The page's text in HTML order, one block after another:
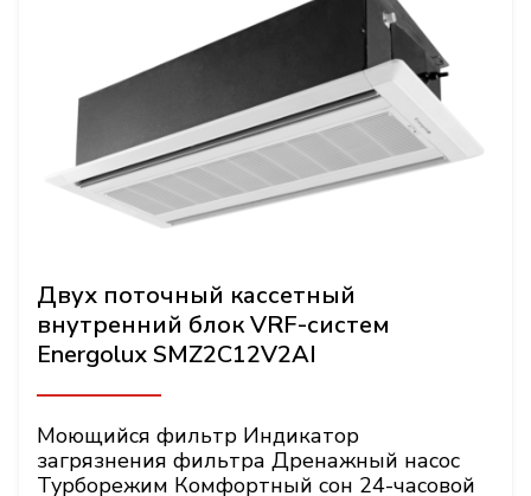
Двух поточный кассетный
внутренний блок VRF-систем
Energolux SMZ2C12V2AI
Моющийся фильтр Индикатор
загрязнения фильтра Дренажный насос
Турборежим Комфортный сон 24-часовой